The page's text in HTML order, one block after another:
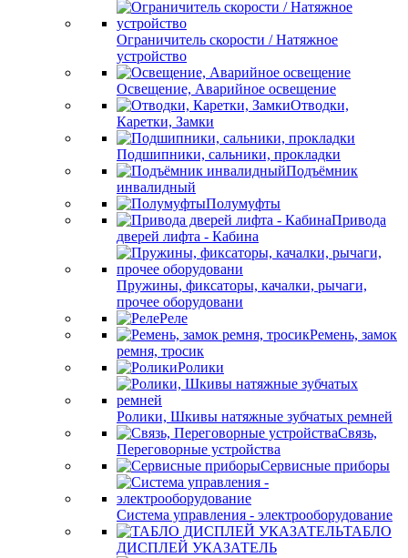
Ограничитель скорости / Натяжное
устройство
Освещение, Аварийное освещение
Отводки,
Каретки, Замки
Подшипники, сальники, прокладки
Подъёмник
инвалидный
Полумуфты
Привода
дверей лифта - Кабина
Пружины, фиксаторы, качалки, рычаги,
прочее оборудовани
Реле
Ремень, замок
ремня, тросик
Ролики
Ролики, Шкивы натяжные зубчатых ремней
Связь,
Переговорные устройства
Сервисные приборы
Система управления - электрооборудование
ТАБЛО
ДИСПЛЕЙ УКАЗАТЕЛЬ